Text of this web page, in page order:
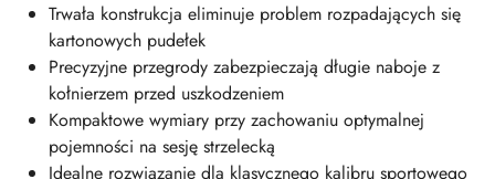
Trwała konstrukcja eliminuje problem rozpadających się
kartonowych pudełek
Precyzyjne przegrody zabezpieczają długie naboje z
kołnierzem przed uszkodzeniem
Kompaktowe wymiary przy zachowaniu optymalnej
pojemności na sesję strzelecką
Idealne rozwiązanie dla klasycznego kalibru sportowego